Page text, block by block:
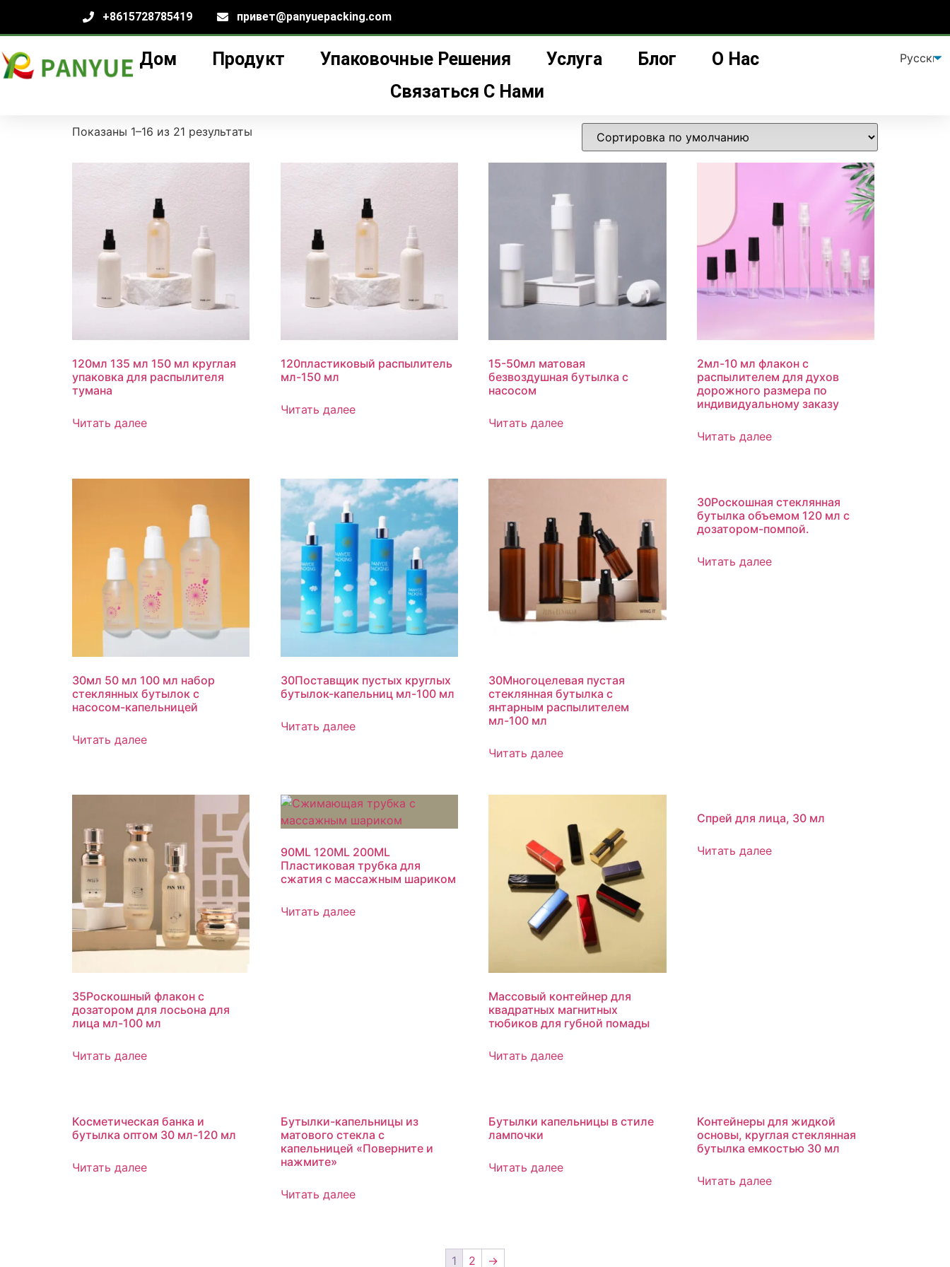
+8615728785419 привет@panyuepacking.com
Дом Продукт Упаковочные Решения Услуга Блог
О Нас
Связаться С Нами
Дом /продукт / Без рубрики
Показаны 1–16 из 21 результаты
120мл 135 мл 150 мл круглая
упаковка для распылителя
тумана
Читать далее
120пластиковый распылитель
мл-150 мл
Читать далее
15-50мл матовая
безвоздушная бутылка с
насосом
Читать далее
2мл-10 мл флакон с
распылителем для духов
дорожного размера по
индивидуальному заказу
Читать далее
30мл 50 мл 100 мл набор
стеклянных бутылок с
насосом-капельницей
Читать далее
30Поставщик пустых круглых
бутылок-капельниц мл-100 мл
Читать далее
30Многоцелевая пустая
стеклянная бутылка с
янтарным распылителем
мл-100 мл
Читать далее
30Роскошная стеклянная
бутылка объемом 120 мл с
дозатором-помпой.
Читать далее
35Роскошный флакон с
дозатором для лосьона для
лица мл-100 мл
Читать далее
90ML 120ML 200ML
Пластиковая трубка для
сжатия с массажным шариком
Читать далее
Массовый контейнер для
квадратных магнитных
тюбиков для губной помады
Читать далее
Спрей для лица, 30 мл
Читать далее
Косметическая банка и
бутылка оптом 30 мл-120 мл
Читать далее
Бутылки-капельницы из
матового стекла с
капельницей «Поверните и
нажмите»
Читать далее
Бутылки капельницы в стиле
лампочки
Читать далее
Контейнеры для жидкой
основы, круглая стеклянная
бутылка емкостью 30 мл
Читать далее
1 2 →